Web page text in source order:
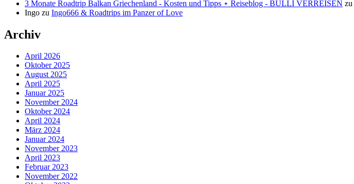
3 Monate Roadtrip Balkan Griechenland - Kosten und Tipps ⋆ Reiseblog - BULLI VERREISEN zu
Ingo zu Ingo666 & Roadtrips im Panzer of Love
Archiv
April 2026
Oktober 2025
August 2025
April 2025
Januar 2025
November 2024
Oktober 2024
April 2024
März 2024
Januar 2024
November 2023
April 2023
Februar 2023
November 2022